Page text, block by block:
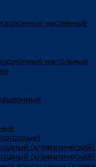
настенные
напольные